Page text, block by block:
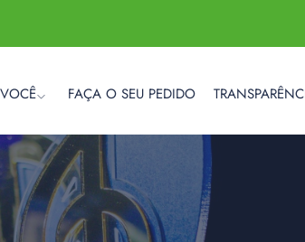
FAÇA O SEU PEDIDO